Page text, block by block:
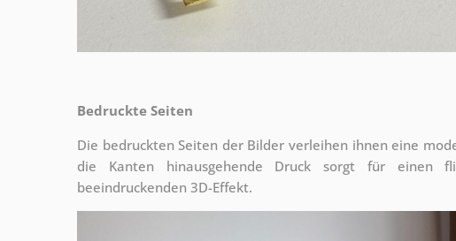
Bedruckte Seiten
Die bedruckten Seiten der Bilder verleihen ihnen eine
die Kanten hinausgehende Druck sorgt für einen
beeindruckenden 3D-Effekt.